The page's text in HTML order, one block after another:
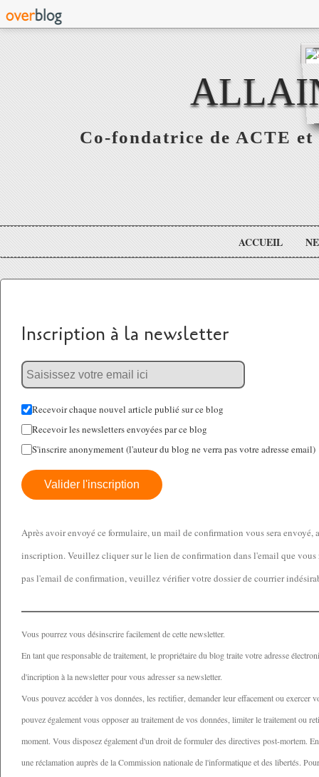
Co-fondatrice de ACTE
ACCUEIL
Inscription à la newsletter
Recevoir chaque nouvel article publié sur ce blog
Recevoir les newsletters envoyées par ce blog
S'inscrire anonymement (l'auteur du blog ne verra pas votre adresse email)
Valider l'inscription
Après avoir envoyé ce formulaire, un mail de confirmation vous sera envoyé,
inscription. Veuillez cliquer sur le lien de confirmation dans l'email que vous
pas l'email de confirmation, veuillez vérifier votre dossier de courrier
Vous pourrez vous désinscrire facilement de cette newsletter.
En tant que responsable de traitement, le propriétaire du blog traite votre adresse
d'incription à la newsletter pour vous adresser sa newsletter.
Vous pouvez accéder à vos données, les rectifier, demander leur effacement ou exercer
pouvez également vous opposer au traitement de vos données, limiter le traitement ou
moment. Vous disposez également d'un droit de formuler des directives post-mortem.
une réclamation auprès de la Commission nationale de l'informatique et des libertés.